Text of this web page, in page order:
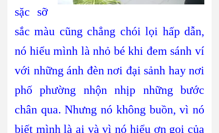
sặc sỡ
sắc màu cũng chẳng chói lọi hấp dẫn,
nó hiểu mình là nhỏ bé khi đem sánh ví
với những ánh đèn nơi đại sảnh hay nơi
phố phường nhộn nhịp những bước
chân qua. Nhưng nó không buồn, vì nó
biết mình là ai và vì nó hiểu ơn gọi của